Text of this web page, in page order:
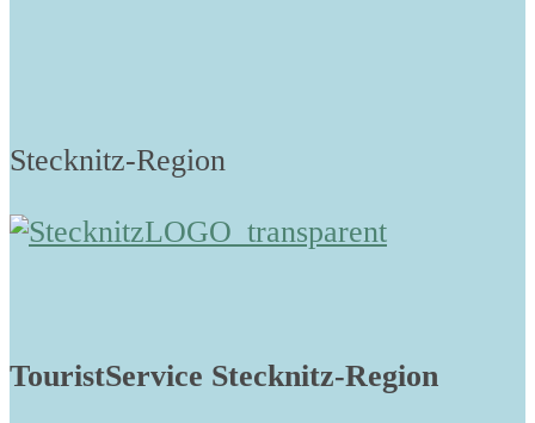
Stecknitz-Region
TouristService Stecknitz-Region